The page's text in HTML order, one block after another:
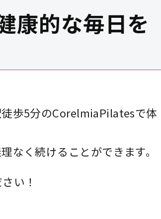
康的な毎日を
歩5分のCorelmiaPilatesで体
なく続けることができます。
い！